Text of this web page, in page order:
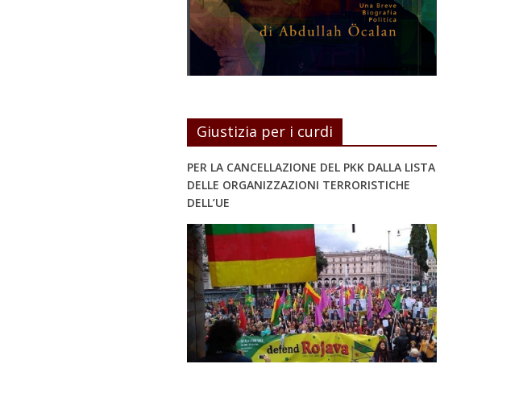
Giustizia per i curdi
PER LA CANCELLAZIONE DEL PKK DALLA LISTA
DELLE ORGANIZZAZIONI TERRORISTICHE
DELL’UE